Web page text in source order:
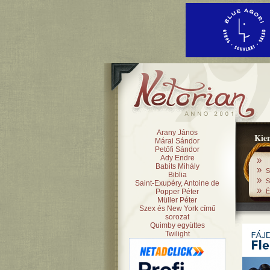
»
»
»
»
Arany János
Márai Sándor
Petőfi Sándor
Ady Endre
Babits Mihály
Biblia
Saint-Exupéry, Antoine de
Popper Péter
Müller Péter
Szex és New York című
sorozat
Quimby együttes
Twilight